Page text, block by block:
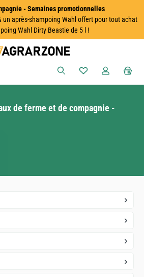
- Semaines promotionnelles
un après-shampoing Wahl offert pour tout achat
Wahl Dirty Beastie de 5 l !
Vous avez 0
de ferme et de compagnie -